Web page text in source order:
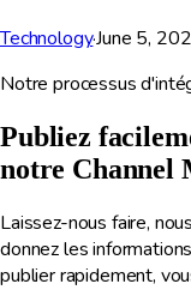
Technology·June 5,
Notre processus
Publiez
notre Channel
Laissez-nous faire,
donnez les
publier rapidement,